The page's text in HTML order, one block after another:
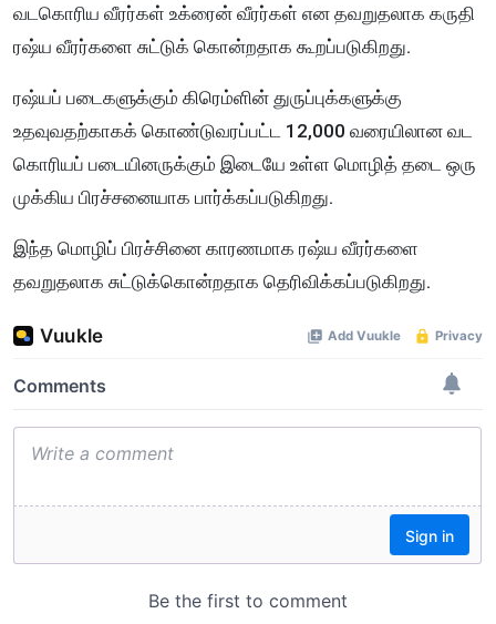
வடகொரிய வீரர்கள் உக்ரைன் வீரர்கள் என தவறுதலாக கருதி
ரஷ்ய வீரர்களை சுட்டுக் கொன்றதாக கூறப்படுகிறது.
ரஷ்யப் படைகளுக்கும் கிரெம்ளின் துருப்புக்களுக்கு
உதவுவதற்காகக் கொண்டுவரப்பட்ட 12,000 வரையிலான வட
கொரியப் படையினருக்கும் இடையே உள்ள மொழித் தடை ஒரு
முக்கிய பிரச்சனையாக பார்க்கப்படுகிறது.
இந்த மொழிப் பிரச்சினை காரணமாக ரஷ்ய வீரர்களை
தவறுதலாக சுட்டுக்கொன்றதாக தெரிவிக்கப்படுகிறது.